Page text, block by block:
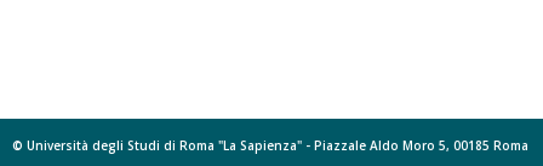
© Università degli Studi di Roma "La Sapienza" - Piazzale Aldo Moro 5, 00185 Roma